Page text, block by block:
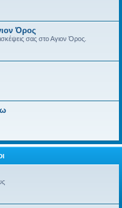
Όρος
σας στο Αγιον Όρος.